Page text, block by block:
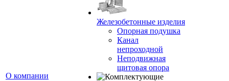
О компании
Железобетонные изделия
Опорная подушка
Канал
непроходной
Неподвижная
щитовая опора